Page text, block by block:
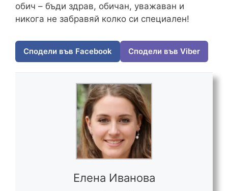
обич – бъди здрав, обичан, уважаван и
никога не забравяй колко си специален!
Сподели във Facebook Сподели във Viber
Елена Иванова